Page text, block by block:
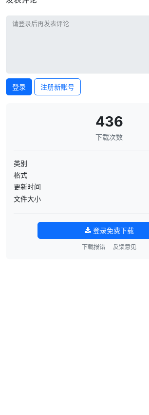
登录 注册新账号
436
下载次数
类别
格式
更新时间
文件大小
登录免费下载
下载报错 反馈意见